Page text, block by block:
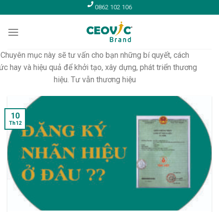
to
content
0862 102 106
Chuyên mục này sẽ tư vấn cho bạn những bí quyết, cách
hay và hiệu quả để khởi tạo, xây dựng, phát triển thương
hiệu. Tư vẫn thương hiệu
10
Th12